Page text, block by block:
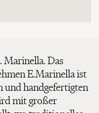
Marinella. Das
E.Marinella ist
und handgefertigten
mit großer